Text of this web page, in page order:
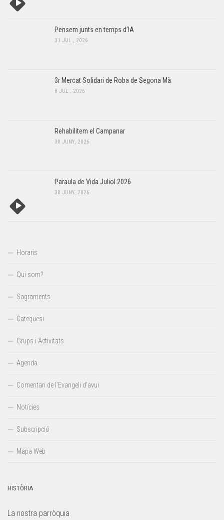
Pensem junts en temps d’IA
31 JUL., 2026
3r Mercat Solidari de Roba de Segona Mà
8 JUL., 2026
Rehabilitem el Campanar
30 JUNY, 2026
Paraula de Vida Juliol 2026
30 JUNY, 2026
Horaris
Qui som?
Sagraments
Catequesi
Grups i Activitats
Agenda
Comentari de l’Evangeli d’avui
Notícies
Subscripció
Mapa Web
HISTÒRIA
La nostra parròquia